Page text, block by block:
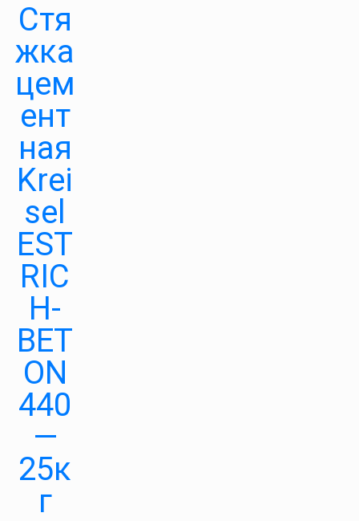
Стя
жка
цем
ент
ная
Krei
sel
EST
RIC
H-
BET
ON
440
—
25к
г